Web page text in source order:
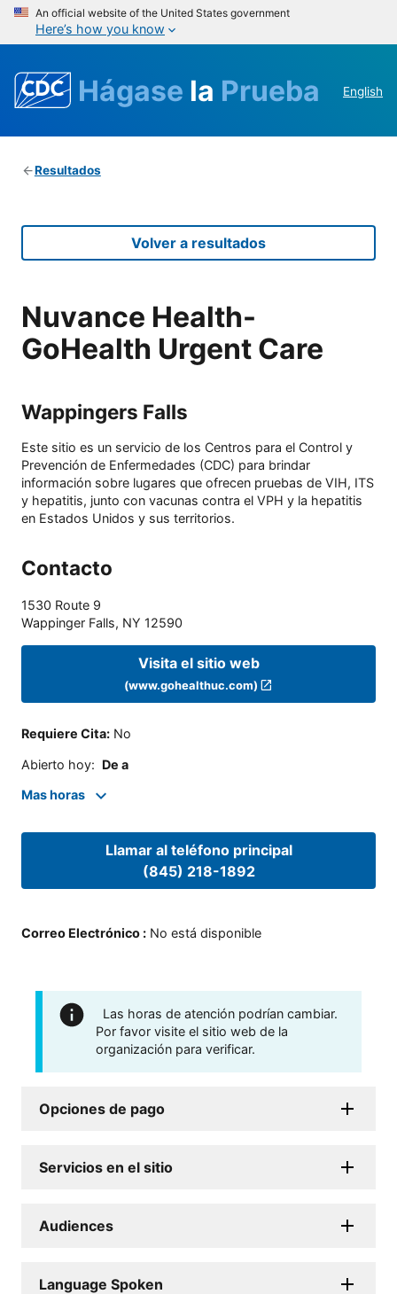
An official website of the United States government
Here’s how you know
Hágase la Prueba English
Resultados
Volver a resultados
Nuvance Health-
GoHealth Urgent Care
Wappingers Falls
Este sitio es un servicio de los Centros para el Control y
Prevención de Enfermedades (CDC) para brindar
información sobre lugares que ofrecen pruebas de VIH, ITS
y hepatitis, junto con vacunas contra el VPH y la hepatitis
en Estados Unidos y sus territorios.
Contacto
1530 Route 9
Wappinger Falls, NY 12590
Visita el sitio web
(www.gohealthuc.com)
Requiere Cita: No
Abierto hoy: De a
Mas horas
Llamar al teléfono principal
(845) 218-1892
Correo Electrónico : No está disponible
Las horas de atención podrían cambiar.
Por favor visite el sitio web de la
organización para verificar.
Opciones de pago
Servicios en el sitio
Audiences
Language Spoken